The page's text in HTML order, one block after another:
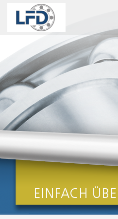
Home
Produkte
LFD Gruppe
Anwendungen
Agrartechnik
Antriebstechnik
Fördertechnik
Intralogistik/Fördertechnik